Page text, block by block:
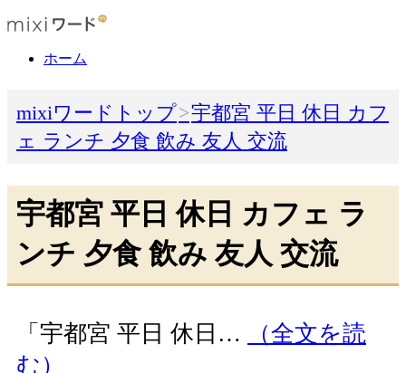
ホーム
mixiワードトップ
宇都宮 平日 休日 カフ
ェ ランチ 夕食 飲み 友人 交流
宇都宮 平日 休日 カフェ ラ
ンチ 夕食 飲み 友人 交流
「宇都宮 平日 休日…
（全文を読
む）